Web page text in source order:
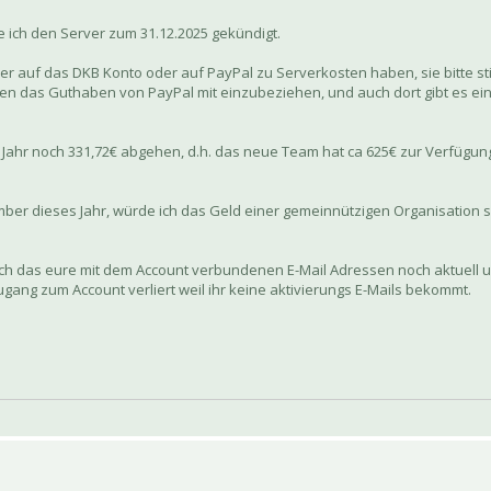
den Server zum 31.12.2025 gekündigt.
auf das DKB Konto oder auf PayPal zu Serverkosten haben, sie bitte
das Guthaben von PayPal mit einzubeziehen, und auch dort gibt es
noch 331,72€ abgehen, d.h. das neue Team hat ca 625€ zur
dieses Jahr, würde ich das Geld einer gemeinnützigen Organisation
das eure mit dem Account verbundenen E-Mail Adressen noch aktuell
zum Account verliert weil ihr keine aktivierungs E-Mails bekommt.